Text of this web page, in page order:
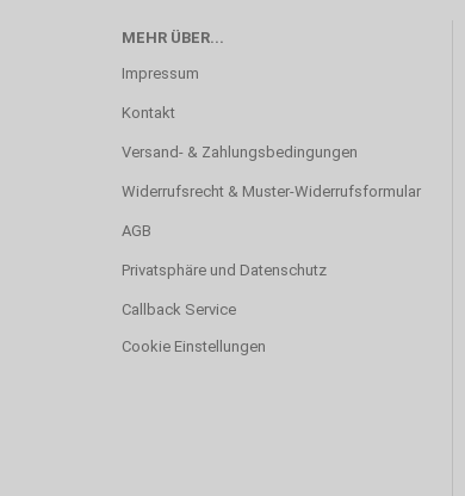
MEHR ÜBER...
Impressum
Kontakt
Versand- & Zahlungsbedingungen
Widerrufsrecht & Muster-Widerrufsformular
AGB
Privatsphäre und Datenschutz
Callback Service
Cookie Einstellungen